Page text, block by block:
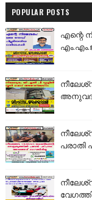
POPULAR POSTS
എന്റെ
പരാതി